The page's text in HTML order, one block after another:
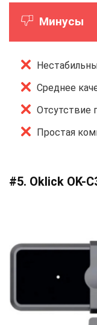
Минусы
Среднее
Отсутствие
Простая
#5. Oklick OK-